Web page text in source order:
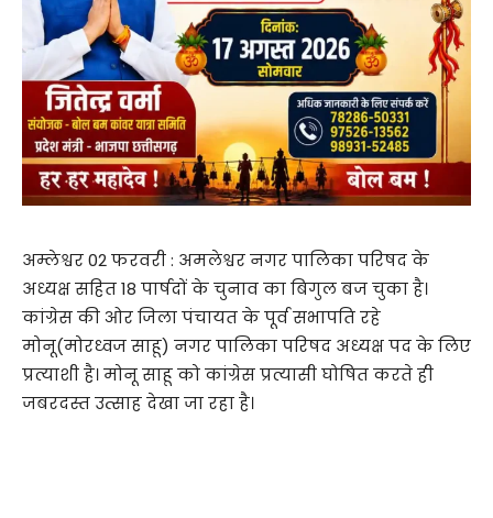
अम्लेश्वर 02 फरवरी : अमलेश्वर नगर पालिका परिषद के
अध्यक्ष सहित 18 पार्षदों के चुनाव का बिगुल बज चुका है।
कांग्रेस की ओर जिला पंचायत के पूर्व सभापति रहे
मोनू(मोरध्वज साहू) नगर पालिका परिषद अध्यक्ष पद के लिए
प्रत्याशी है। मोनू साहू को कांग्रेस प्रत्यासी घोषित करते ही
जबरदस्त उत्साह देखा जा रहा है।